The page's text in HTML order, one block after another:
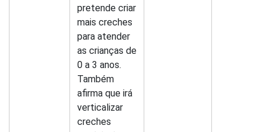
pretende criar
mais creches
para atender
as crianças de
0 a 3 anos.
Também
afirma que irá
verticalizar
creches